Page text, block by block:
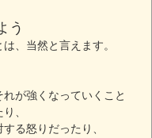
う
、当然と言えます。
が強くなっていくこと
、
る怒りだったり、